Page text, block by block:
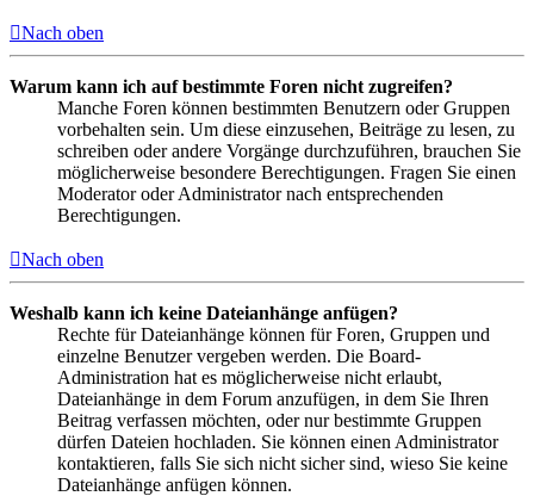
Nach oben
Warum kann ich auf bestimmte Foren nicht zugreifen?
Manche Foren können bestimmten Benutzern oder Gruppen
vorbehalten sein. Um diese einzusehen, Beiträge zu lesen, zu
schreiben oder andere Vorgänge durchzuführen, brauchen Sie
möglicherweise besondere Berechtigungen. Fragen Sie einen
Moderator oder Administrator nach entsprechenden
Berechtigungen.
Nach oben
Weshalb kann ich keine Dateianhänge anfügen?
Rechte für Dateianhänge können für Foren, Gruppen und
einzelne Benutzer vergeben werden. Die Board-
Administration hat es möglicherweise nicht erlaubt,
Dateianhänge in dem Forum anzufügen, in dem Sie Ihren
Beitrag verfassen möchten, oder nur bestimmte Gruppen
dürfen Dateien hochladen. Sie können einen Administrator
kontaktieren, falls Sie sich nicht sicher sind, wieso Sie keine
Dateianhänge anfügen können.